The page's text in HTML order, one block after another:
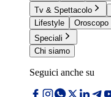
Tv & Spettacolo
Lifestyle
Oroscopo
Speciali
Chi siamo
Seguici anche su